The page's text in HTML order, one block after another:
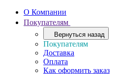
О Компании
Покупателям
Вернуться назад
Покупателям
Доставка
Оплата
Как оформить заказ